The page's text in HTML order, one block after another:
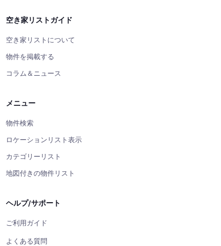
空き家リストガイド
空き家リストについて
物件を掲載する
コラム＆ニュース
メニュー
物件検索
ロケーションリスト表示
カテゴリーリスト
地図付きの物件リスト
ヘルプ/サポート
ご利用ガイド
よくある質問